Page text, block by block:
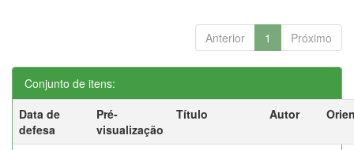
Anterior 1 Próximo
Conjunto de itens:
Data de
defesa
Pré-
visualização
Título Autor